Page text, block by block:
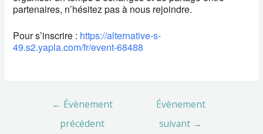
partenaires, n’hésitez pas à nous rejoindre.
Pour s’inscrire : https://alternative-s-
49.s2.yapla.com/fr/event-68488
← Évènement
précédent
Évènement
suivant →